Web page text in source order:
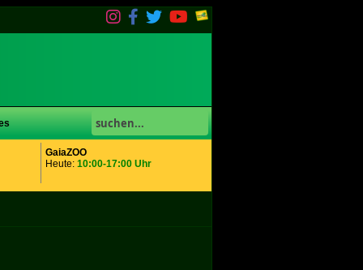
GaiaZOO
Heute: 10:00-17:00 Uhr